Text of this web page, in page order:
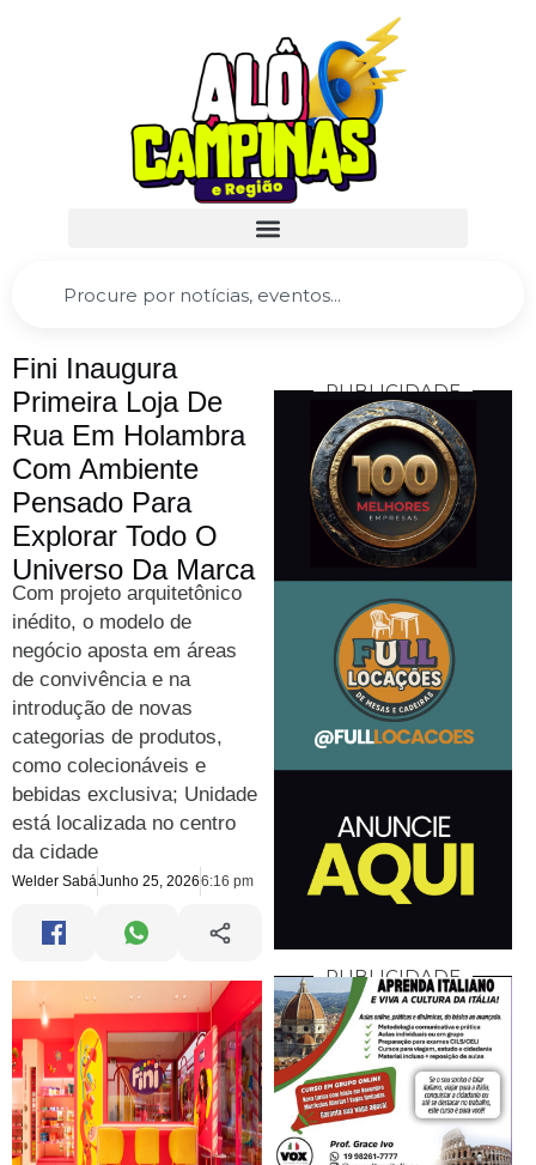
Fini Inaugura
Primeira Loja De
Rua Em Holambra
Com Ambiente
Pensado Para
Explorar Todo O
Universo Da Marca
Com projeto arquitetônico
inédito, o modelo de
negócio aposta em áreas
de convivência e na
introdução de novas
categorias de produtos,
como colecionáveis e
bebidas exclusiva; Unidade
está localizada no centro
da cidade
Welder SabáJunho 25, 20266:16 pm
PUBLICIDADE
PUBLICIDADE